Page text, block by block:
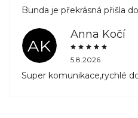
Bunda je překrásná přišla
AK
Anna Kočí
5.8.2026
Super komunikace,rychlé